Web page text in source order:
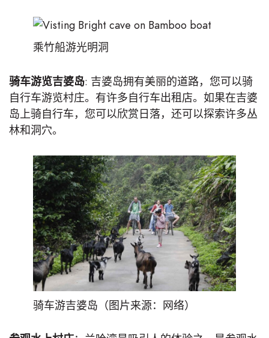
乘竹船游光明洞
骑车游览吉婆岛: 吉婆岛拥有美丽的道路，您可以骑
自行车游览村庄。有许多自行车出租店。如果在吉婆
岛上骑自行车，您可以欣赏日落，还可以探索许多丛
林和洞穴。
骑车游吉婆岛（图片来源：网络）